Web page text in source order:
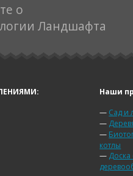
о
Ландшафта
Наши
— Сад и
—
—
котлы
—